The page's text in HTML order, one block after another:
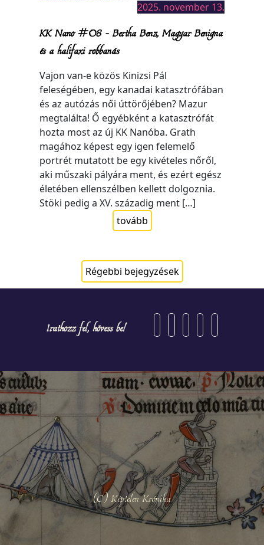
2025. november 13.
KK Nano #08 – Bertha Benz, Magyar Benigna
és a halifaxi robbanás
Vajon van-e közös Kinizsi Pál
feleségében, egy kanadai katasztrófában
és az autózás női úttörőjében? Mazur
megtalálta! Ő egyébként a katasztrófát
hozta most az új KK Nanóba. Grath
magához képest egy igen felemelő
portrét mutatott be egy kivételes nőről,
aki műszaki pályára ment, és ezért egész
életében ellenszélben kellett dolgoznia.
Stöki pedig a XV. századig ment […]
tovább
Bejegyzés
Régebbi bejegyzések
Iratkozz fel, kövess be!
(C) Képtelen Krónika